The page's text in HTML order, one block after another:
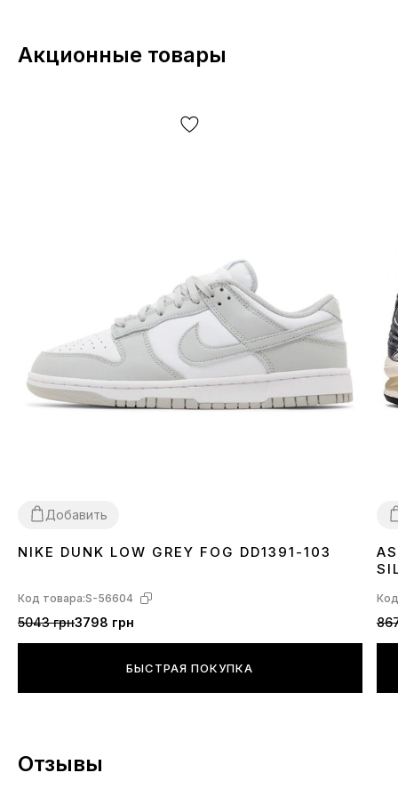
Акционные товары
Добавить
3637 383940 4142 43 44 45
NIKE DUNK LOW GREY FOG DD1391-103
Код товара:S-56604
5043 грн3798 грн
БЫСТРАЯ ПОКУПКА
Отзывы